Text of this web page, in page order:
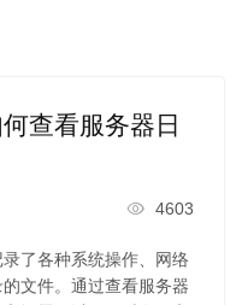
查看服务器日
4603
了各种系统操作、网络
文件。通过查看服务器